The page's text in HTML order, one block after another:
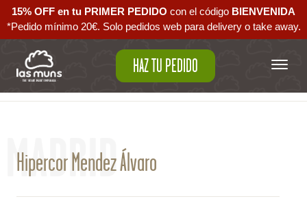
15% OFF en tu PRIMER PEDIDO con el código ‪ BIENVENIDA‬
*Pedido mínimo 20€. Solo pedidos web para delivery o take away.
HAZ TU PEDIDO
Volver al mapa
MADRID
Hipercor Mendez Álvaro